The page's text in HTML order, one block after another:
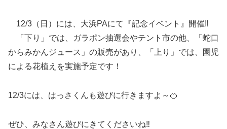
12/3（日）には、大浜PAにて『記念イベント』開催‼
「下り」では、ガラポン抽選会やテント市の他、「蛇口
からみかんジュース」の販売があり、「上り」では、園児
による花植えを実施予定です！
12/3には、はっさくんも遊びに行きますよ～🍊
ぜひ、みなさん遊びにきてくださいね‼